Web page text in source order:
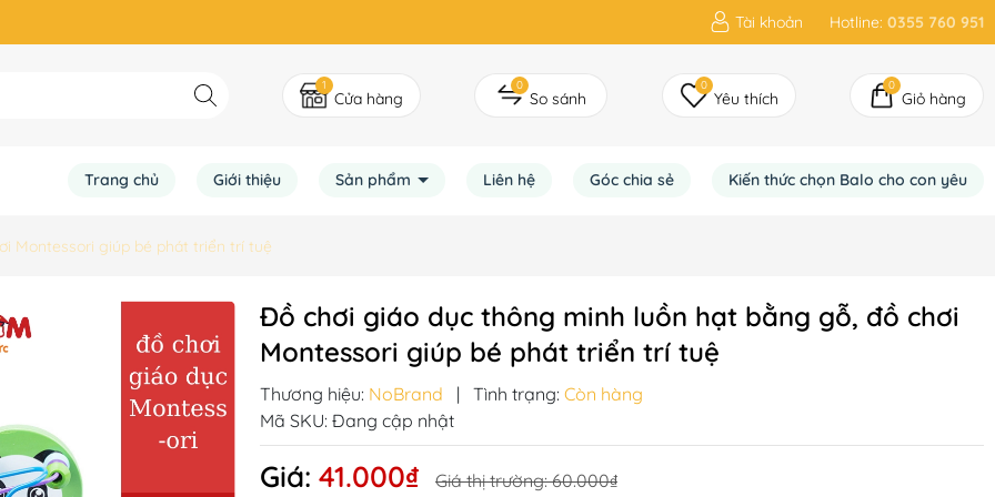
Tài khoản Hotline: 0355 760 951
1
Cửa hàng
0
So sánh
0
Yêu thích
0
Giỏ hàng
Trang chủ Giới thiệu Sản phẩm Liên hệ Góc chia sẻ Kiến thức chọn Balo cho con yêu
Montessori giúp bé phát triển trí tuệ
Đồ chơi giáo dục thông minh luồn hạt bằng gỗ, đồ chơi
Montessori giúp bé phát triển trí tuệ
Thương hiệu: NoBrand | Tình trạng: Còn hàng
Mã SKU: Đang cập nhật
Giá: 41.000₫ Giá thị trường:60.000₫